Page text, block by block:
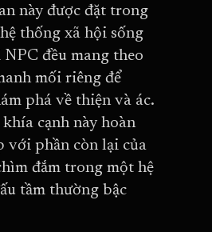
này được đặt trong
thống xã hội sống
đều mang theo
mối riêng để
phá về thiện và ác.
cạnh này hoàn
với phần còn lại của
đắm trong một hệ
tầm thường bậc